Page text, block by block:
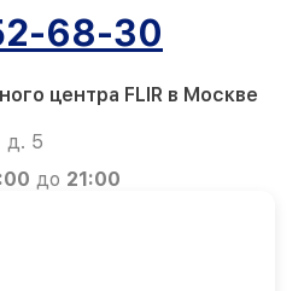
68-30
центра FLIR в Москве
д. 5
до 21:00